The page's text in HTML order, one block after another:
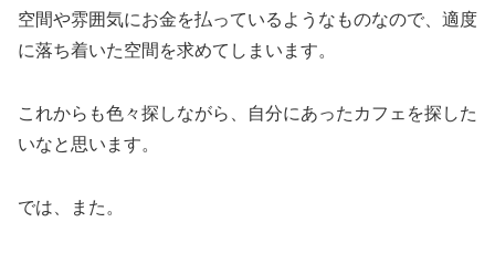
空間や雰囲気にお金を払っているようなものなので、適度
に落ち着いた空間を求めてしまいます。
これからも色々探しながら、自分にあったカフェを探した
いなと思います。
では、また。